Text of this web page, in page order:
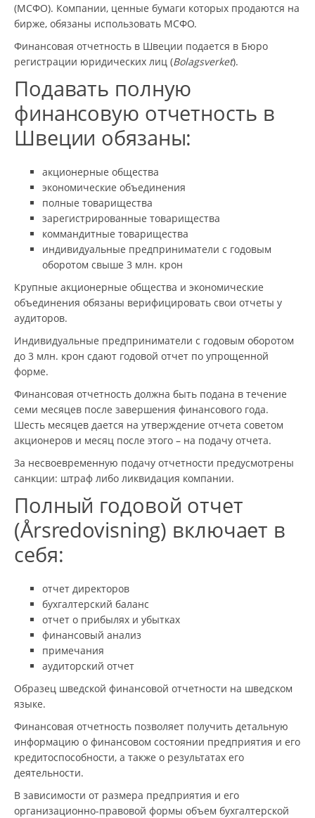
(МСФО). Компании, ценные бумаги которых продаются на
бирже, обязаны использовать МСФО.
Финансовая отчетность в Швеции подается в Бюро
регистрации юридических лиц (Bolagsverket).
Подавать полную
финансовую отчетность в
Швеции обязаны:
акционерные общества
экономические объединения
полные товарищества
зарегистрированные товарищества
коммандитные товарищества
индивидуальные предприниматели с годовым
оборотом свыше 3 млн. крон
Крупные акционерные общества и экономические
объединения обязаны верифицировать свои отчеты у
аудиторов.
Индивидуальные предприниматели с годовым оборотом
до 3 млн. крон сдают годовой отчет по упрощенной
форме.
Финансовая отчетность должна быть подана в течение
семи месяцев после завершения финансового года.
Шесть месяцев дается на утверждение отчета советом
акционеров и месяц после этого – на подачу отчета.
За несвоевременную подачу отчетности предусмотрены
санкции: штраф либо ликвидация компании.
Полный годовой отчет
(Årsredovisning) включает в
себя:
отчет директоров
бухгалтерский баланс
отчет о прибылях и убытках
финансовый анализ
примечания
аудиторский отчет
Образец шведской финансовой отчетности на шведском
языке.
Финансовая отчетность позволяет получить детальную
информацию о финансовом состоянии предприятия и его
кредитоспособности, а также о результатах его
деятельности.
В зависимости от размера предприятия и его
организационно-правовой формы объем бухгалтерской